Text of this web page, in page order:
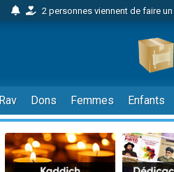
2 personnes viennent de faire
4 personnes viennent de nous
Il reste 49 places pour étudier
23 personnes viennent de faire
Eva vient de donner son Maasser
4 personnes viennent de nous
3 personnes viennent de nous
Dons Femmes Enfants